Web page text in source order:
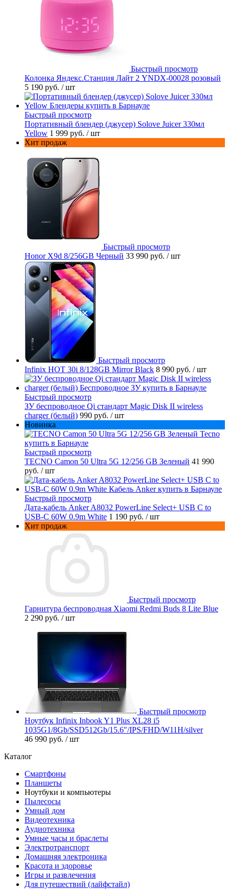
Быстрый просмотр
Колонка Яндекс.Станция Лайт 2 YNDX-00028 розовый
5 190 руб. / шт
Быстрый просмотр
Портативный блендер (джусер) Solove Juicer 330мл
Yellow 1 999 руб. / шт
Хит продаж
Быстрый просмотр
Honor X9d 8/256GB Черный 33 990 руб. / шт
Быстрый просмотр
Infinix HOT 30i 8/128GB Mirror Black 8 990 руб. / шт
Быстрый просмотр
ЗУ беспроводное Qi стандарт Magic Disk II wireless
charger (белый) 990 руб. / шт
Новинка
Быстрый просмотр
TECNO Camon 50 Ultra 5G 12/256 GB Зеленый 41 990
руб. / шт
Быстрый просмотр
Дата-кабель Anker A8032 PowerLine Select+ USB C to
USB-C 60W 0.9m White 1 190 руб. / шт
Хит продаж
Быстрый просмотр
Гарнитура беспроводная Xiaomi Redmi Buds 8 Lite Blue
2 290 руб. / шт
Быстрый просмотр
Ноутбук Infinix Inbook Y1 Plus XL28 i5
1035G1/8Gb/SSD512Gb/15.6"/IPS/FHD/W11H/silver
46 990 руб. / шт
Каталог
Смартфоны
Планшеты
Ноутбуки и компьютеры
Пылесосы
Умный дом
Видеотехника
Аудиотехника
Умные часы и браслеты
Электротранспорт
Домашняя электроника
Красота и здоровье
Игры и развлечения
Для путешествий (лайфстайл)